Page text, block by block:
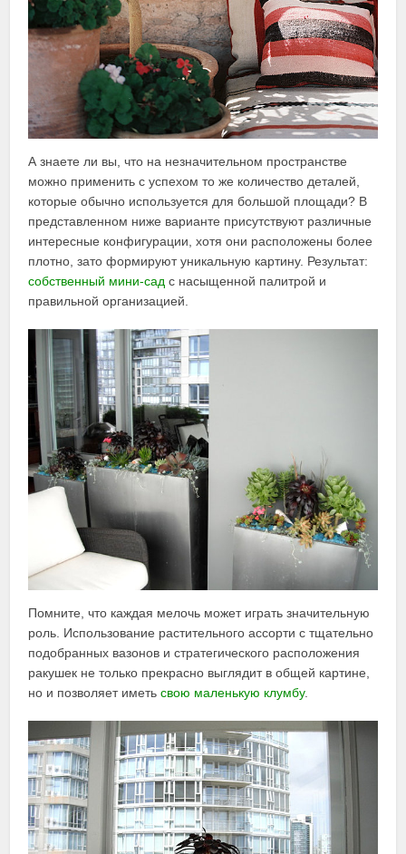
А знаете ли вы, что на незначительном пространстве
можно применить с успехом то же количество деталей,
которые обычно используется для большой площади? В
представленном ниже варианте присутствуют различные
интересные конфигурации, хотя они расположены более
плотно, зато формируют уникальную картину. Результат:
собственный мини-сад с насыщенной палитрой и
правильной организацией.
Помните, что каждая мелочь может играть значительную
роль. Использование растительного ассорти с тщательно
подобранных вазонов и стратегического расположения
ракушек не только прекрасно выглядит в общей картине,
но и позволяет иметьсвою маленькую клумбу.